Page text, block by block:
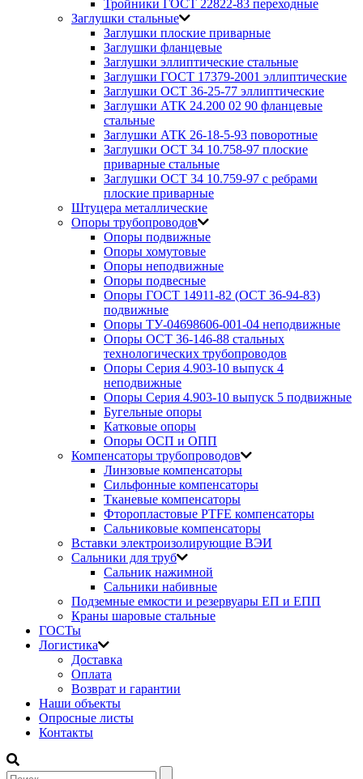
Тройники ГОСТ 22822-83 переходные
Заглушки стальные
Заглушки плоские приварные
Заглушки фланцевые
Заглушки эллиптические стальные
Заглушки ГОСТ 17379-2001 эллиптические
Заглушки ОСТ 36-25-77 эллиптические
Заглушки АТК 24.200 02 90 фланцевые
стальные
Заглушки АТК 26-18-5-93 поворотные
Заглушки ОСТ 34 10.758-97 плоские
приварные стальные
Заглушки ОСТ 34 10.759-97 с ребрами
плоские приварные
Штуцера металлические
Опоры трубопроводов
Опоры подвижные
Опоры хомутовые
Опоры неподвижные
Опоры подвесные
Опоры ГОСТ 14911-82 (ОСТ 36-94-83)
подвижные
Опоры ТУ-04698606-001-04 неподвижные
Опоры ОСТ 36-146-88 стальных
технологических трубопроводов
Опоры Серия 4.903-10 выпуск 4
неподвижные
Опоры Серия 4.903-10 выпуск 5 подвижные
Бугельные опоры
Катковые опоры
Опоры ОСП и ОПП
Компенсаторы трубопроводов
Линзовые компенсаторы
Сильфонные компенсаторы
Тканевые компенсаторы
Фторопластовые PTFE компенсаторы
Сальниковые компенсаторы
Вставки электроизолирующие ВЭИ
Сальники для труб
Сальник нажимной
Сальники набивные
Подземные емкости и резервуары ЕП и ЕПП
Краны шаровые стальные
ГОСТы
Логистика
Доставка
Оплата
Возврат и гарантии
Наши объекты
Опросные листы
Контакты